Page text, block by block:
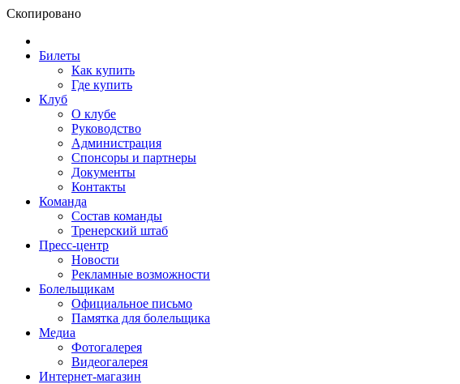
Скопировано
Билеты
Как купить
Где купить
Клуб
О клубе
Руководство
Администрация
Спонсоры и партнеры
Документы
Контакты
Команда
Состав команды
Тренерский штаб
Пресс-центр
Новости
Рекламные возможности
Болельщикам
Официальное письмо
Памятка для болельщика
Медиа
Фотогалерея
Видеогалерея
Интернет-магазин